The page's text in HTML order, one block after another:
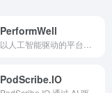
PerformWell
PodScribe.IO